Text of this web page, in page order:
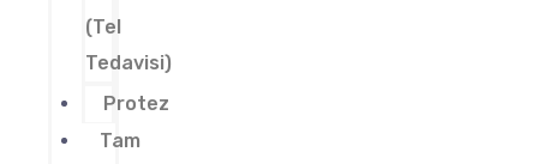
(Tel
Tedavisi)
Protez
Tam